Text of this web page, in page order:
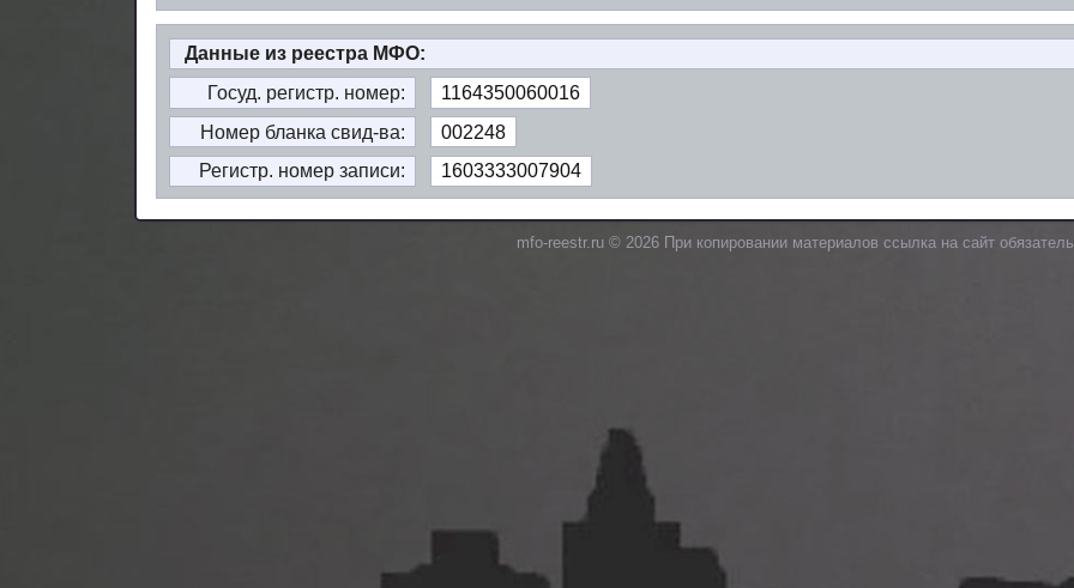
Данные из реестра МФО:
Госуд. регистр. номер:
1164350060016
Номер бланка свид-ва:
002248
Регистр. номер записи:
1603333007904
mfo-reestr.ru © 2026 При копировании материалов ссылка на сайт